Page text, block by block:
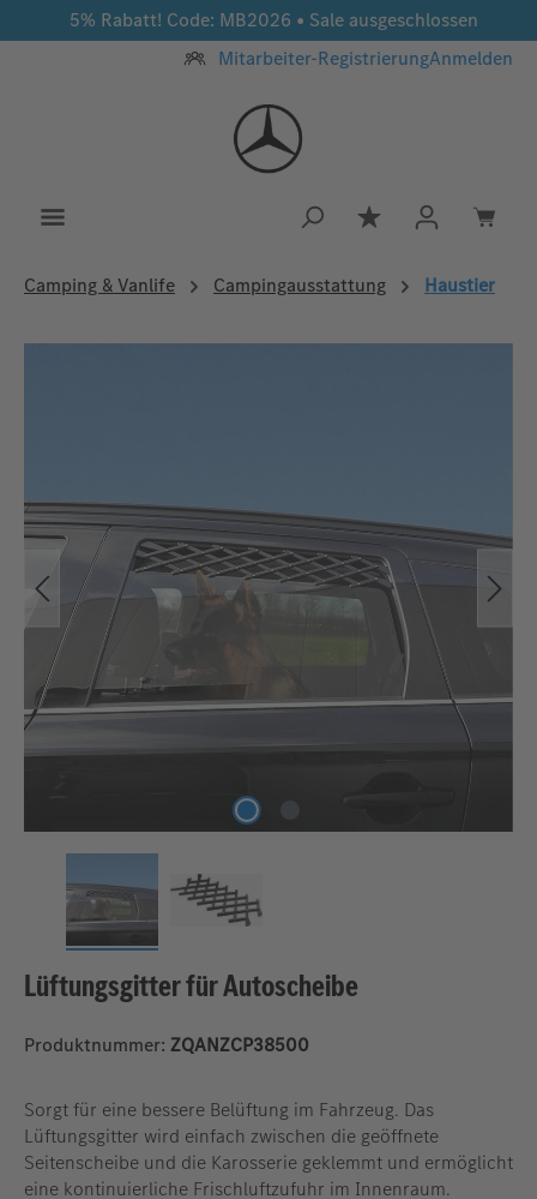
Zum Hauptinhalt springen
5% Rabatt! Code: MB2026 • Sale ausgeschlossen
Mitarbeiter-RegistrierungAnmelden
Du hast 0
Camping & Vanlife Campingausstattung Haustier
Lüftungsgitter für Autoscheibe
Produktnummer: ZQANZCP38500
Sorgt für eine bessere Belüftung im Fahrzeug. Das
Lüftungsgitter wird einfach zwischen die geöffnete
Seitenscheibe und die Karosserie geklemmt und ermöglicht
eine kontinuierliche Frischluftzufuhr im Innenraum.